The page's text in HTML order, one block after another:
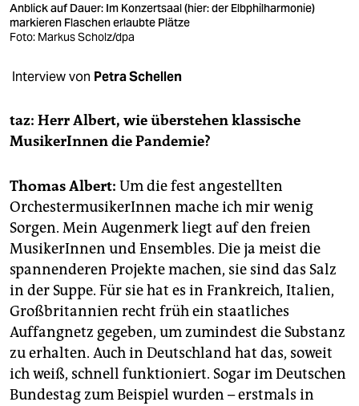
shop
unterstützen
abo
genossenschaft
Anblick auf Dauer: Im Konzertsaal (hier: der Elb­philharmonie)
markieren Flaschen erlaubte Plätze
Foto: Markus Scholz/dpa
Interview von Petra Schellen
taz: Herr Albert, wie überstehen klassische
MusikerInnen die Pandemie?
Thomas Albert: Um die fest angestellten
OrchestermusikerInnen mache ich mir wenig
Sorgen. Mein Augen­merk liegt auf den freien
MusikerInnen und Ensembles. Die ja meist die
spannenderen Projekte machen, sie sind das Salz
in der Suppe. Für sie hat es in Frankreich, Italien,
Großbritannien recht früh ein staatliches
Auffangnetz gegeben, um zumindest die Sub­stanz
zu erhalten. Auch in Deutschland hat das, soweit
ich weiß, schnell funktioniert. Sogar im Deutschen
Bundestag zum Beispiel wurden – erstmals in